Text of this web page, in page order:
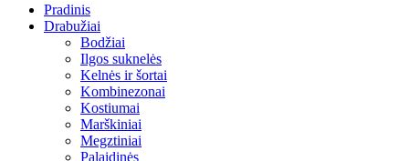
Pradinis
Drabužiai
Bodžiai
Ilgos suknelės
Kelnės ir šortai
Kombinezonai
Kostiumai
Marškiniai
Megztiniai
Palaidinės